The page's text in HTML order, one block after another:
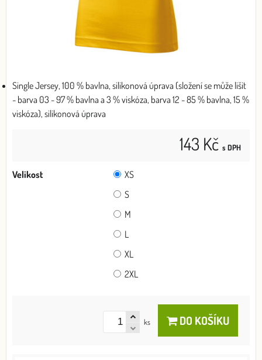
Single Jersey, 100 % bavlna, silikonová úprava (složení se může lišit
- barva 03 - 97 % bavlna a 3 % viskóza, barva 12 - 85 % bavlna, 15 %
viskóza), silikonová úprava
143 Kč s DPH
Velikost
XS
S
M
L
XL
2XL
ks DO KOŠÍKU